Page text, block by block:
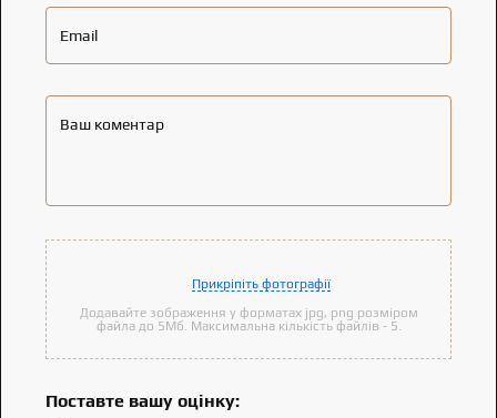
Email
Ваш коментар
Прикріпіть фотографії
Додавайте зображення у форматах jpg, png розміром
файла до 5Мб. Максимальна кількість файлів - 5.
Поставте вашу оцінку: